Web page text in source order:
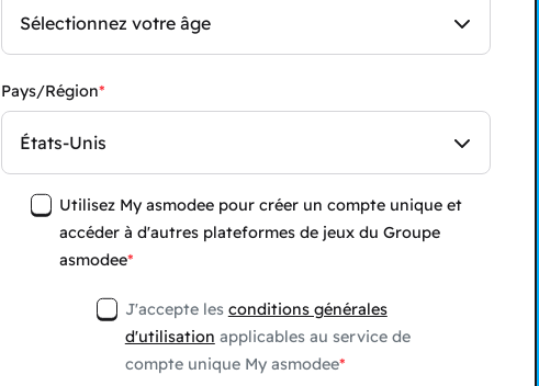
Sélectionnez votre âge
Pays/Région
États-Unis
Utilisez My asmodee pour créer un compte unique et
accéder à d'autres plateformes de jeux du Groupe
asmodee
J'accepte les conditions générales
d'utilisation applicables au service de
compte unique My asmodee